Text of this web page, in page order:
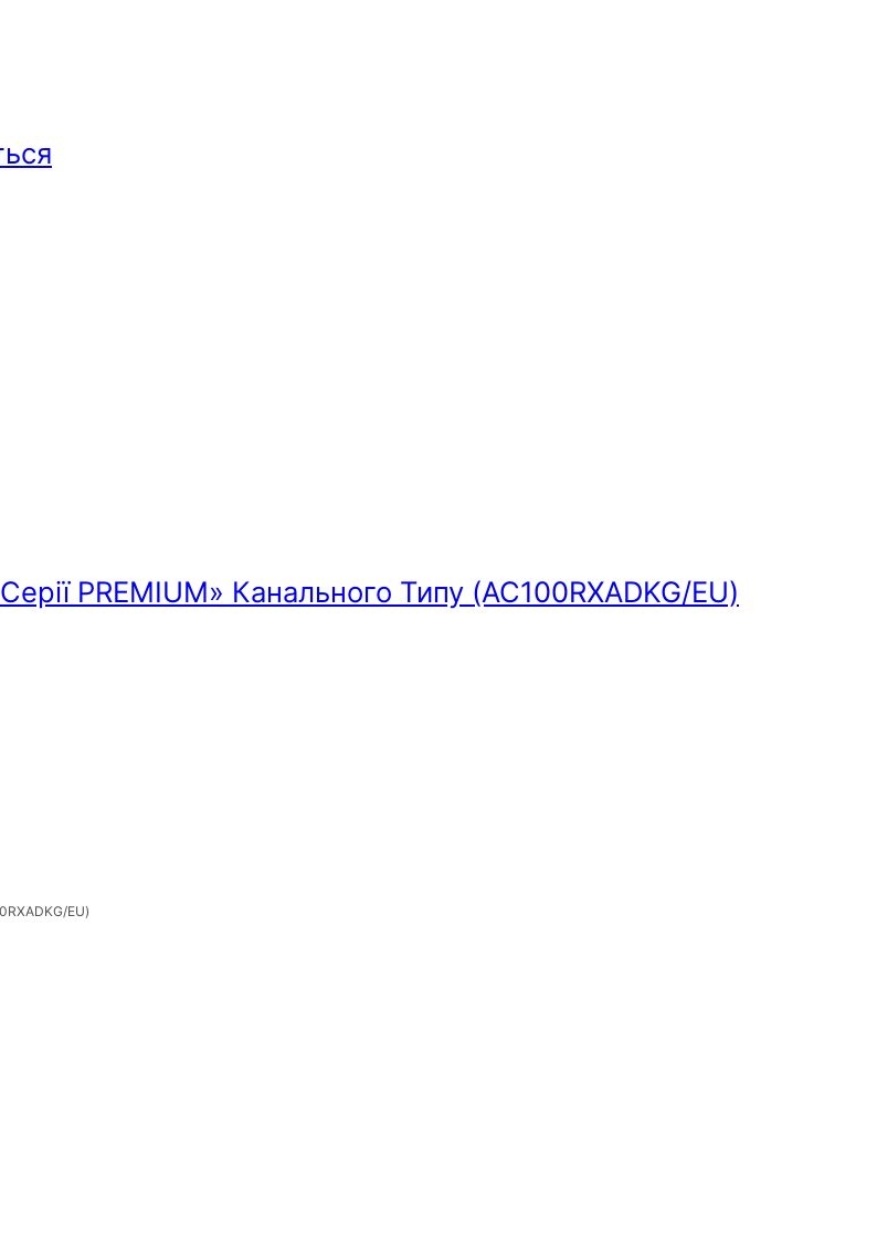
PREMIUM» Канального Типу (AC100RXADKG/EU)
EU)